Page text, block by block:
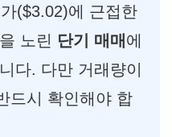
($3.02)에 근접한
노린 단기 매매 에
다. 다만 거래량이
드시 확인해야 합